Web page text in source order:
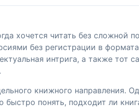
хочется читать без сложной
без регистрации в
интрига, а также тот
книжного направления.
понять, подходит ли